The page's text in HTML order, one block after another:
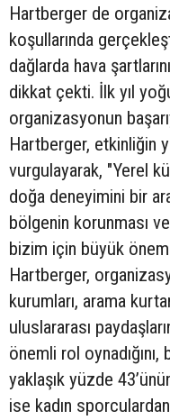
Hartberger de
koşullarında
dağlarda hava
dikkat çekti. İlk yıl
organizasyonun
Hartberger, etkinliğin
vurgulayarak, "Yerel
doğa deneyimini bir
bölgenin korunması
bizim için büyük
Hartberger,
kurumları, arama
uluslararası
önemli rol oynadığını,
yaklaşık yüzde
ise kadın